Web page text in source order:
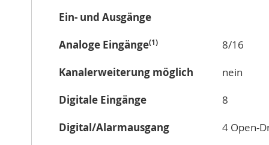
Ein- und Ausgänge
Analoge Eingänge(1) 8/16
Kanalerweiterung möglich
nein
Digitale Eingänge
8
Digital/Alarmausgang
4 Open-